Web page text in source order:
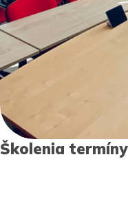
Školenia termíny